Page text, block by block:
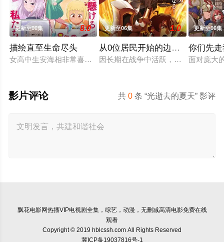
更新至06集 8.0
描绘直至生命尽头
女高中生安海相非常喜欢看漫画，尤其是 ☆野0 的《机器太与
更新至06集 1.0
从0位居民开始的边境领主大人
因长期在战争中活跃，而被称为〝
更新至06集
你们先
面对庞大
共0 条 “光逝去的夏天” 影评
影片评论
飘花电影网热播VIP电视剧全集，综艺，动漫，无删减高清电影免费在线
观看
Copyright © 2019 hblcssh.com All Rights Reserved
冀ICP备19037816号-1